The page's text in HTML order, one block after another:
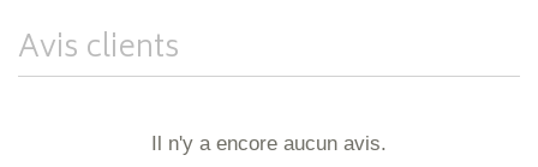
Avis clients
Il n'y a encore aucun avis.